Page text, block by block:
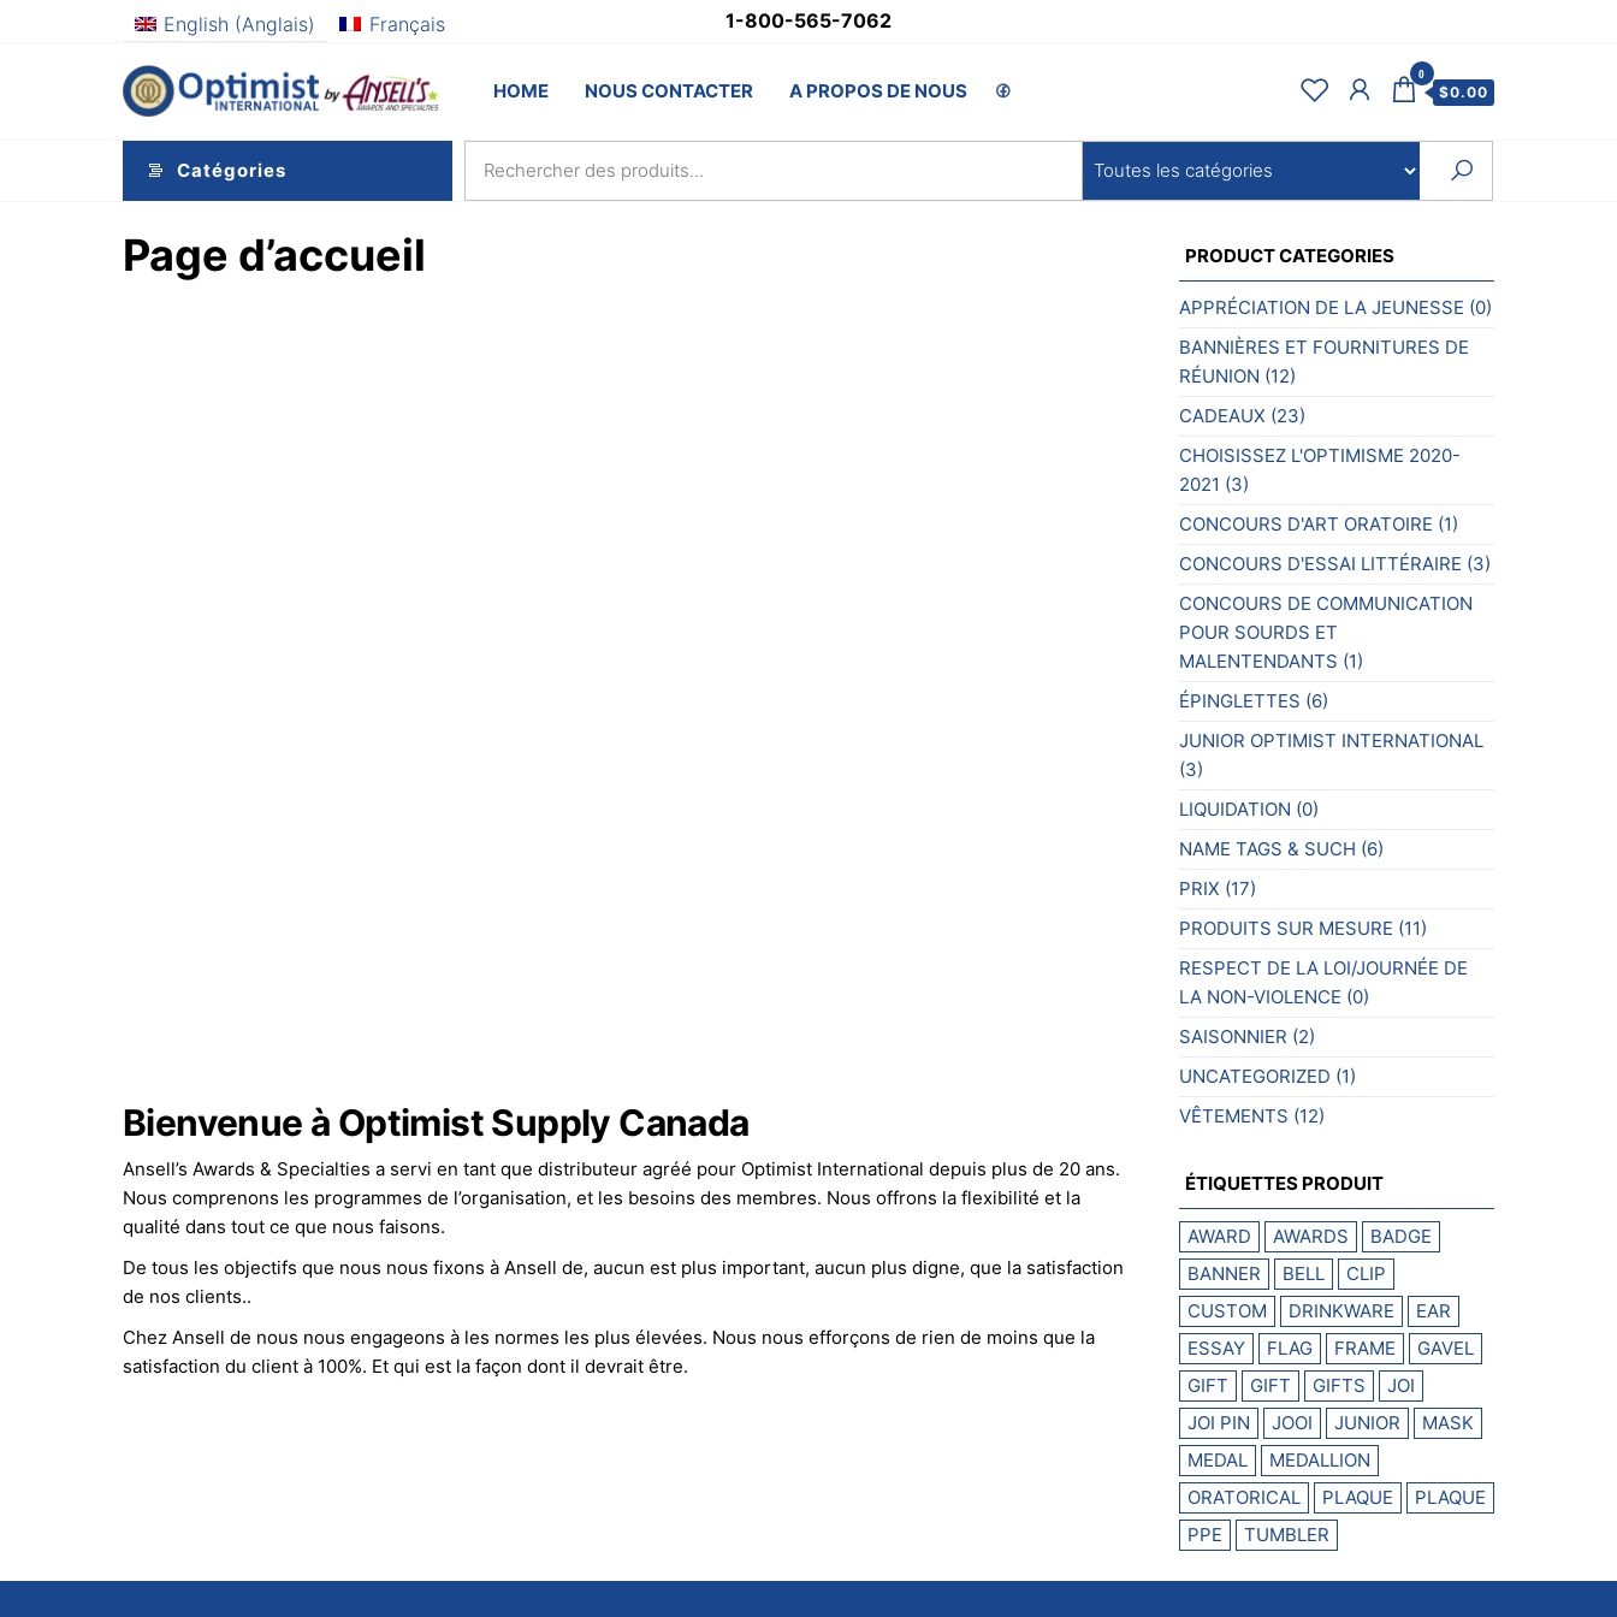
English (Anglais) Français 1-800-565-7062
OptimistSupply.ca
by
AnsellsAwards.com
and
HOME NOUS CONTACTER A PROPOS DE NOUS
0
$0.00
Catégories
Page d’accueil
Bienvenue à Optimist Supply Canada
Ansell’s Awards & Specialties a servi en tant que distributeur agréé pour Optimist International depuis plus de 20 ans.
Nous comprenons les programmes de l’organisation, et les besoins des membres. Nous offrons la flexibilité et la
qualité dans tout ce que nous faisons.
De tous les objectifs que nous nous fixons à Ansell de, aucun est plus important, aucun plus digne, que la satisfaction
de nos clients..
Chez Ansell de nous nous engageons à les normes les plus élevées. Nous nous efforçons de rien de moins que la
satisfaction du client à 100%. Et qui est la façon dont il devrait être.
PRODUCT CATEGORIES
APPRÉCIATION DE LA JEUNESSE (0)
BANNIÈRES ET FOURNITURES DE
RÉUNION (12)
CADEAUX (23)
CHOISISSEZ L'OPTIMISME 2020-
2021 (3)
CONCOURS D'ART ORATOIRE (1)
CONCOURS D'ESSAI LITTÉRAIRE (3)
CONCOURS DE COMMUNICATION
POUR SOURDS ET
MALENTENDANTS (1)
ÉPINGLETTES (6)
JUNIOR OPTIMIST INTERNATIONAL
(3)
LIQUIDATION (0)
NAME TAGS & SUCH (6)
PRIX (17)
PRODUITS SUR MESURE (11)
RESPECT DE LA LOI/JOURNÉE DE
LA NON-VIOLENCE (0)
SAISONNIER (2)
UNCATEGORIZED (1)
VÊTEMENTS (12)
ÉTIQUETTES PRODUIT
AWARD AWARDS
BADGE
BANNER
BELL
CLIP
CUSTOM
DRINKWARE
EAR
ESSAY
FLAG FRAME
GAVEL
GIFT
GIFT GIFTS
JOI
JOI PIN
JOOI JUNIOR
MASK
MEDAL
MEDALLION
ORATORICAL
PLAQUE
PLAQUE
PPE
TUMBLER